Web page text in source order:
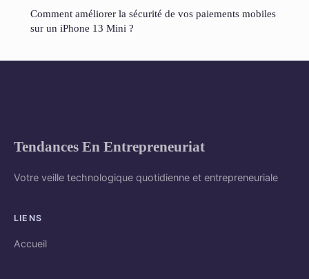
Comment améliorer la sécurité de vos paiements mobiles
sur un iPhone 13 Mini ?
Tendances En Entrepreneuriat
Votre veille technologique quotidienne et entrepreneuriale
LIENS
Accueil